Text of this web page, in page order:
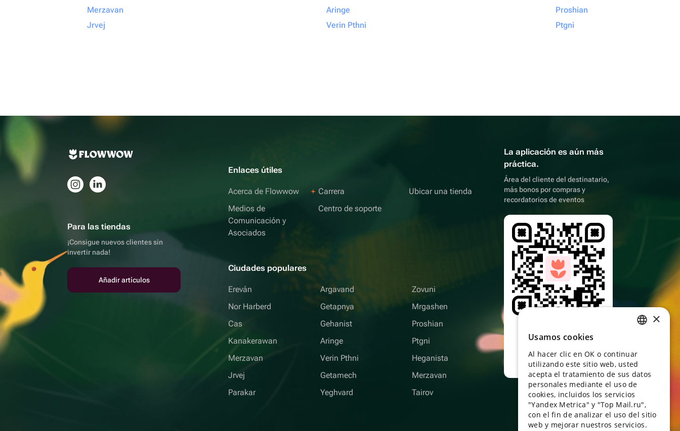
Merzavan
Jrvej
Aringe
Verin Pthni
Proshian
Ptgni
Para las tiendas
¡Consigue nuevos clientes sin
invertir nada!
Añadir artículos
Enlaces útiles
Acerca de Flowwow
Medios de
Comunicación y
Asociados
Carrera
Centro de soporte
Ubicar una tienda
Ciudades populares
Ereván
Nor Harberd
Cas
Kanakerawan
Merzavan
Jrvej
Parakar
Argavand
Getapnya
Gehanist
Aringe
Verin Pthni
Getamech
Yeghvard
Zovuni
Mrgashen
Proshian
Ptgni
Heganista
Merzavan
Tairov
La aplicación es aún más
práctica.
Área del cliente del destinatario,
más bonos por compras y
recordatorios de eventos
descarga la
ENGLISH
UKRAINIAN
PORTUGUESE
SPANISH
HUNGARIAN
×
Usamos cookies
Al hacer clic en OK o continuar
utilizando este sitio web, usted
acepta el tratamiento de sus datos
personales mediante el uso de
cookies, incluidos los servicios
"Yandex Metrica" y "Top Mail.ru",
con el fin de analizar el uso del sitio
web y mejorar nuestros servicios.